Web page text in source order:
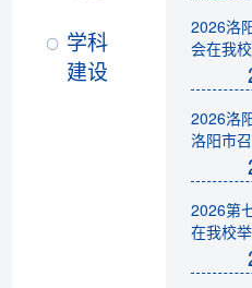
学科
建设
2026洛
会在我
2026洛
洛阳市
2026第
在我校